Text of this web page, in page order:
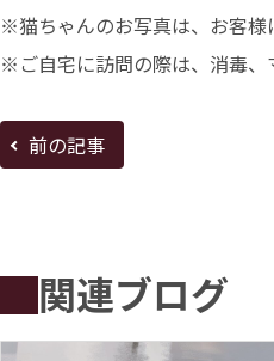
※猫ちゃんのお写真は、お客様
※ご自宅に訪問の際は、消毒、
前の記事
関連ブログ